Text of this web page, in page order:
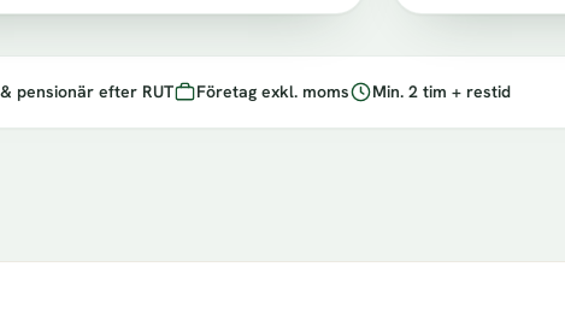
pensionär efter RUT Företag exkl. moms Min. 2 tim + restid